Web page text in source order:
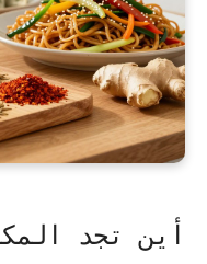
أين تجد